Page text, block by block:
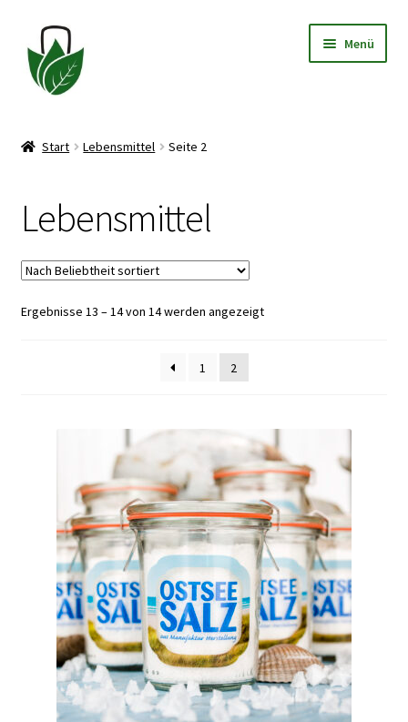
Zur
Navigation
springen
Zum
Inhalt
springen
Menü
Widerrufsbelehrung
Impressum
Start Lebensmittel Seite 2
Lebensmittel
Ergebnisse 13 – 14 von 14 werden angezeigtNach
1
2